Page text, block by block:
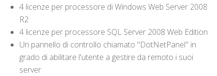
4 licenze per processore di Windows Web Server 2008
R2
4 licenze per processore SQL Server 2008 Web Edition
Un pannello di controllo chiamato "DotNetPanel" in
grado di abilitare l'utente a gestire da remoto i suoi
server